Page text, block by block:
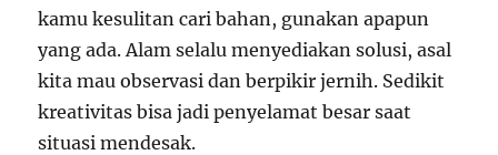
kamu kesulitan cari bahan, gunakan apapun
yang ada. Alam selalu menyediakan solusi, asal
kita mau observasi dan berpikir jernih. Sedikit
kreativitas bisa jadi penyelamat besar saat
situasi mendesak.